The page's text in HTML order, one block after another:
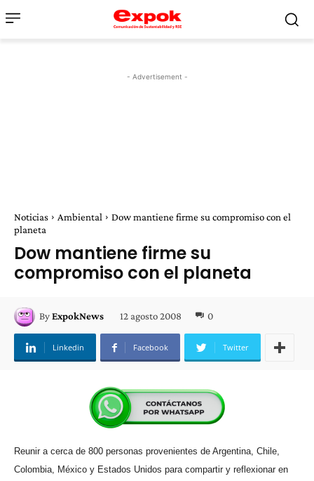
- Advertisement -
Noticias Ambiental
Dow mantiene firme su compromiso con el
planeta
Dow mantiene firme su
compromiso con el planeta
ByExpokNews 12 agosto 2008 0
Linkedin Facebook Twitter
Reunir a cerca de 800 personas provenientes de Argentina, Chile,
Colombia, México y Estados Unidos para compartir y reflexionar en